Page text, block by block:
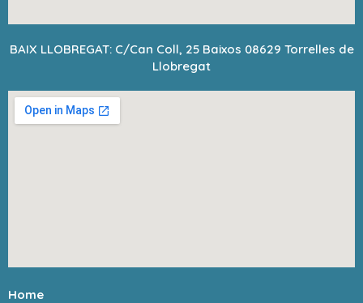
BAIX LLOBREGAT: C/Can Coll, 25 Baixos 08629 Torrelles de
Llobregat
Home